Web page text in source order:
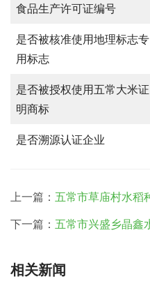
食品生产许可证编号
是否被核准使用地理标志专
用标志
是否被授权使用五常大米证
明商标
是否溯源认证企业
上一篇： 五常市草庙村水稻
下一篇： 五常市兴盛乡晶鑫
相关新闻